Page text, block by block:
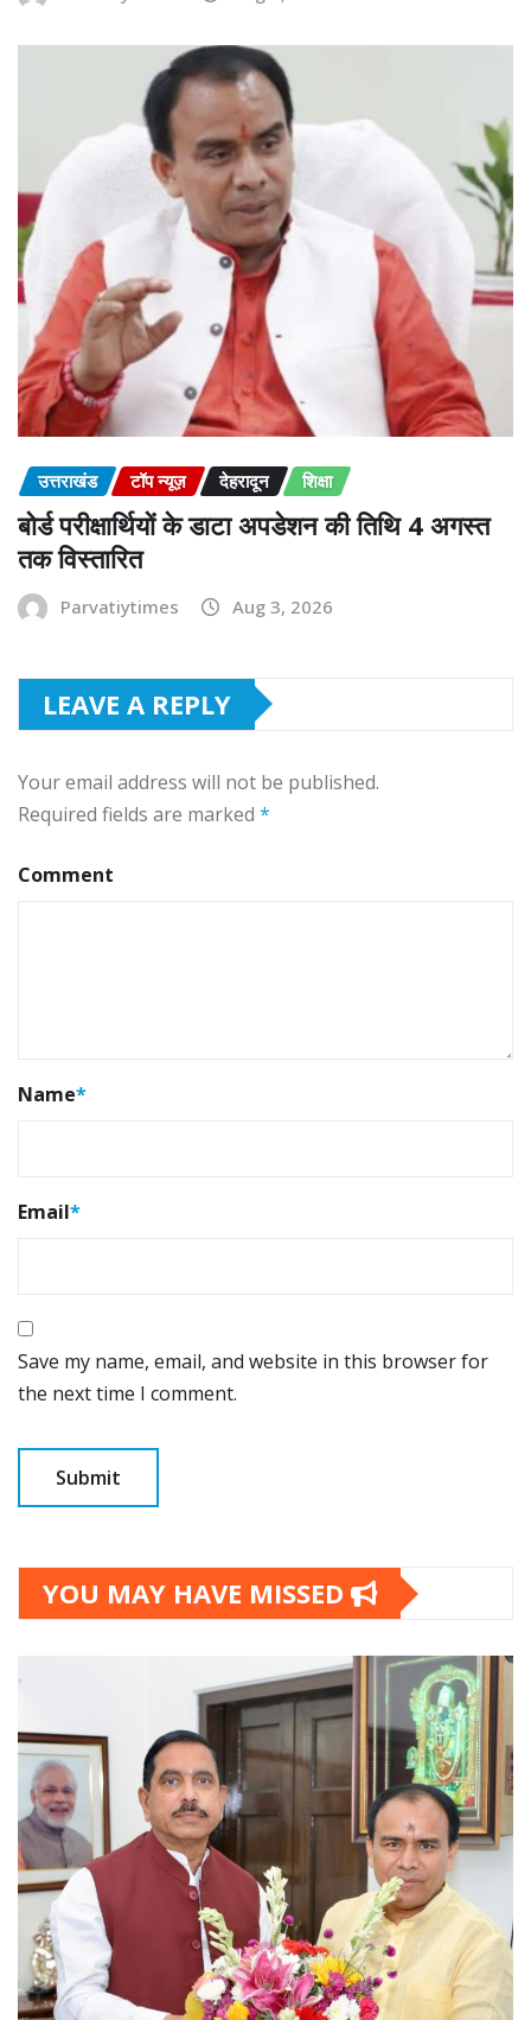
उत्तराखंड टॉप न्यूज़ देहरादून शिक्षा
बोर्ड परीक्षार्थियों के डाटा अपडेशन की तिथि 4 अगस्त
तक विस्तारित
Parvatiytimes Aug 3, 2026
LEAVE A REPLY
Your email address will not be published.
Required fields are marked *
Comment
Name*
Email*
Save my name, email, and website in this browser for
the next time I comment.
YOU MAY HAVE MISSED